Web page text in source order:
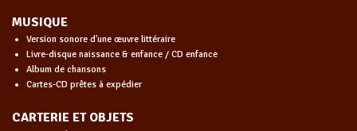
MUSIQUE
Version sonore d'une œuvre littéraire
Livre-disque naissance & enfance / CD enfance
Album de chansons
Cartes-CD prêtes à expédier
CARTERIE ET OBJETS